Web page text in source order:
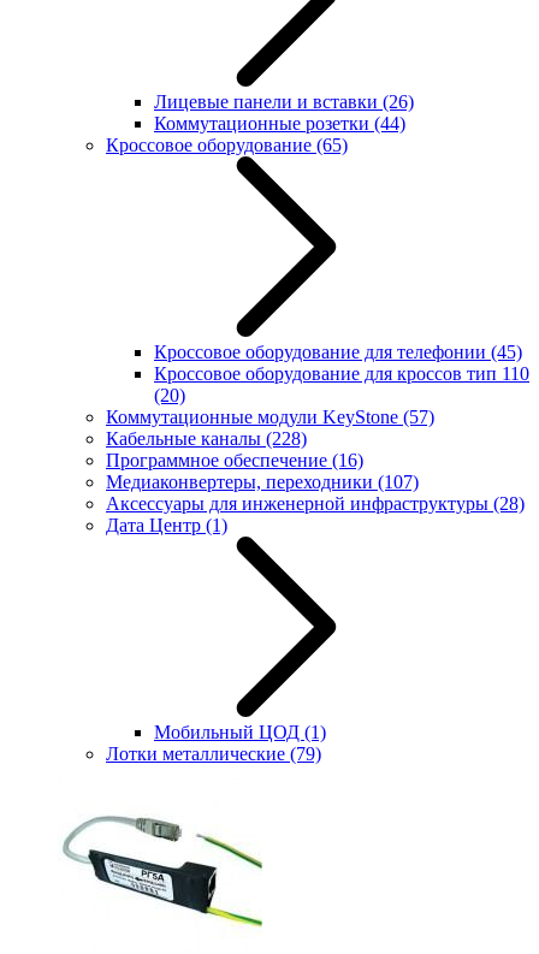
Лицевые панели и вставки (26)
Коммутационные розетки (44)
Кроссовое оборудование (65)
Кроссовое оборудование для телефонии (45)
Кроссовое оборудование для кроссов тип 110
(20)
Коммутационные модули KeyStone (57)
Кабельные каналы (228)
Программное обеспечение (16)
Медиаконвертеры, переходники (107)
Аксессуары для инженерной инфраструктуры (28)
Дата Центр (1)
Мобильный ЦОД (1)
Лотки металлические (79)